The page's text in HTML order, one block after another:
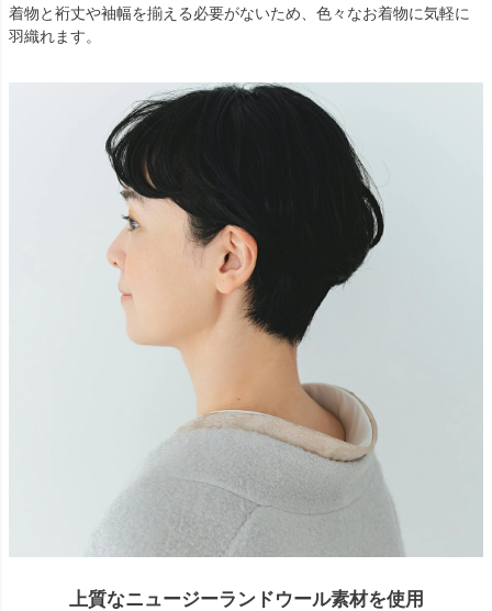
着物と裄丈や袖幅を揃える必要がないため、色々なお着物に気軽に
羽織れます。
上質なニュージーランドウール素材を使用